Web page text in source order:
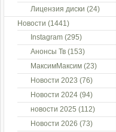
Лицензия диски (24)
Новости (1441)
Instagram (295)
Анонсы Тв (153)
МаксимМаксим (23)
Новости 2023 (76)
Новости 2024 (94)
новости 2025 (112)
Новости 2026 (73)